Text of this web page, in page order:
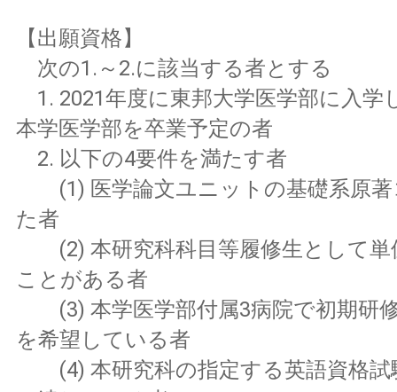
【出願資格】
次の1.～2.に該当する者とする
1. 2021年度に東邦大学医学部に入学
本学医学部を卒業予定の者
2. 以下の4要件を満たす者
(1) 医学論文ユニットの基礎系原著
た者
(2) 本研究科科目等履修生として単
ことがある者
(3) 本学医学部付属3病院で初期研
を希望している者
(4) 本研究科の指定する英語資格試